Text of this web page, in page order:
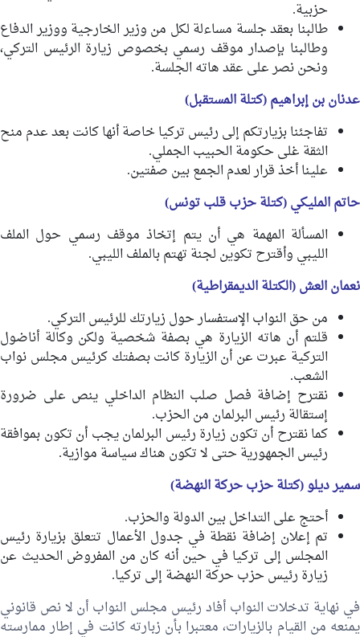
حزبية.
طالبنا بعقد جلسة مساءلة لكل من وزير الخارجية ووزير الدفاع
وطالبنا بإصدار موقف رسمي بخصوص زيارة الرئيس التركي،
ونحن نصر على عقد هاته الجلسة.
عدنان بن إبراهيم (كتلة المستقبل)
تفاجئنا بزيارتكم إلى رئيس تركيا خاصة أنها كانت بعد عدم منح
الثقة غلى حكومة الحبيب الجملي.
علينا أخذ قرار لعدم الجمع بين صفتين.
حاتم المليكي (كتلة حزب قلب تونس)
المسألة المهمة هي أن يتم إتخاذ موقف رسمي حول الملف
الليبي وأقترح تكوين لجنة تهتم بالملف الليبي.
نعمان العش (الكتلة الديمقراطية)
من حق النواب الإستفسار حول زيارتك للرئيس التركي.
قلتم أن هاته الزيارة هي بصفة شخصية ولكن وكالة أناضول
التركية عبرت عن أن الزيارة كانت بصفتك كرئيس مجلس نواب
الشعب.
نقترح إضافة فصل صلب النظام الداخلي ينص على ضرورة
إستقالة رئيس البرلمان من الحزب.
كما نقترح أن تكون زيارة رئيس البرلمان يجب أن تكون بموافقة
رئيس الجمهورية حتى لا تكون هناك سياسة موازية.
سمير ديلو (كتلة حزب حركة النهضة)
أحتج على التداخل بين الدولة والحزب.
تم إعلان إضافة نقطة في جدول الأعمال تتعلق بزيارة رئيس
المجلس إلى تركيا في حين أنه كان من المفروض الحديث عن
زيارة رئيس حزب حركة النهضة إلى تركيا.
في نهاية تدخلات النواب أفاد رئيس مجلس النواب أن لا نص قانوني
يمنعه من القيام بالزيارات، معتبرا بأن زبارته كانت في إطار ممارسته